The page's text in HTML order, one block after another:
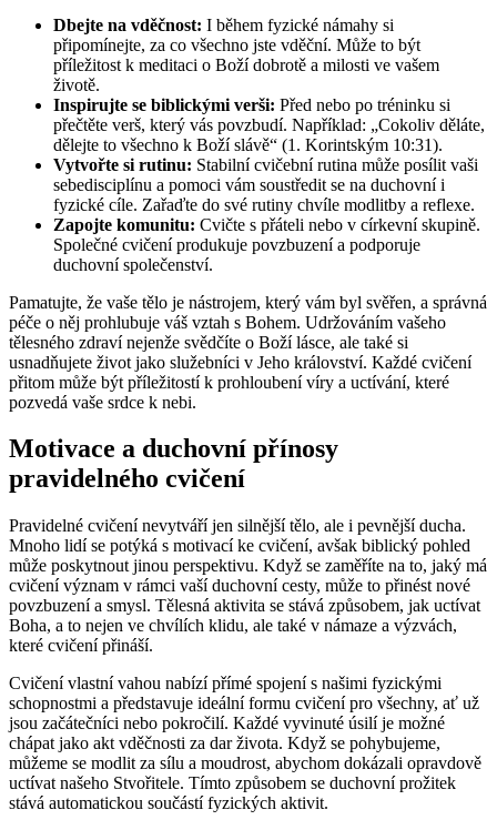
Dbejte na vděčnost: I během fyzické námahy si
připomínejte, za co všechno jste vděční. Může to být
příležitost k meditaci o Boží dobrotě a milosti ve vašem
životě.
Inspirujte se biblickými verši: Před nebo po tréninku si
přečtěte verš, který vás povzbudí. Například: „Cokoliv děláte,
dělejte to všechno k Boží slávě“ (1. Korintským 10:31).
Vytvořte si rutinu: Stabilní cvičební rutina může posílit vaši
sebedisciplínu a pomoci vám soustředit se na duchovní i
fyzické cíle. Zařaďte do své rutiny chvíle modlitby a reflexe.
Zapojte komunitu: Cvičte s přáteli nebo v církevní skupině.
Společné cvičení produkuje povzbuzení a podporuje
duchovní společenství.
Pamatujte, že vaše tělo je nástrojem, který vám byl svěřen, a správná
péče o něj prohlubuje váš vztah s Bohem. Udržováním vašeho
tělesného zdraví nejenže svědčíte o Boží lásce, ale také si
usnadňujete život jako služebníci v Jeho království. Každé cvičení
přitom může být příležitostí k prohloubení víry a uctívání, které
pozvedá vaše srdce k nebi.
Motivace a duchovní přínosy
pravidelného cvičení
Pravidelné cvičení nevytváří jen silnější tělo, ale i pevnější ducha.
Mnoho lidí se potýká s motivací ke cvičení, avšak biblický pohled
může poskytnout jinou perspektivu. Když se zaměříte na to, jaký má
cvičení význam v rámci vaší duchovní cesty, může to přinést nové
povzbuzení a smysl. Tělesná aktivita se stává způsobem, jak uctívat
Boha, a to nejen ve chvílích klidu, ale také v námaze a výzvách,
které cvičení přináší.
Cvičení vlastní vahou nabízí přímé spojení s našimi fyzickými
schopnostmi a představuje ideální formu cvičení pro všechny, ať už
jsou začátečníci nebo pokročilí. Každé vyvinuté úsilí je možné
chápat jako akt vděčnosti za dar života. Když se pohybujeme,
můžeme se modlit za sílu a moudrost, abychom dokázali opravdově
uctívat našeho Stvořitele. Tímto způsobem se duchovní prožitek
stává automatickou součástí fyzických aktivit.